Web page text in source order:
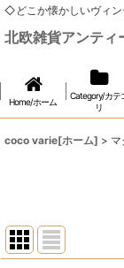
◇どこか懐かしいヴィ
北欧雑貨アンテ
Home/ホーム
Category/カテ
リ
coco varie[ホーム] >